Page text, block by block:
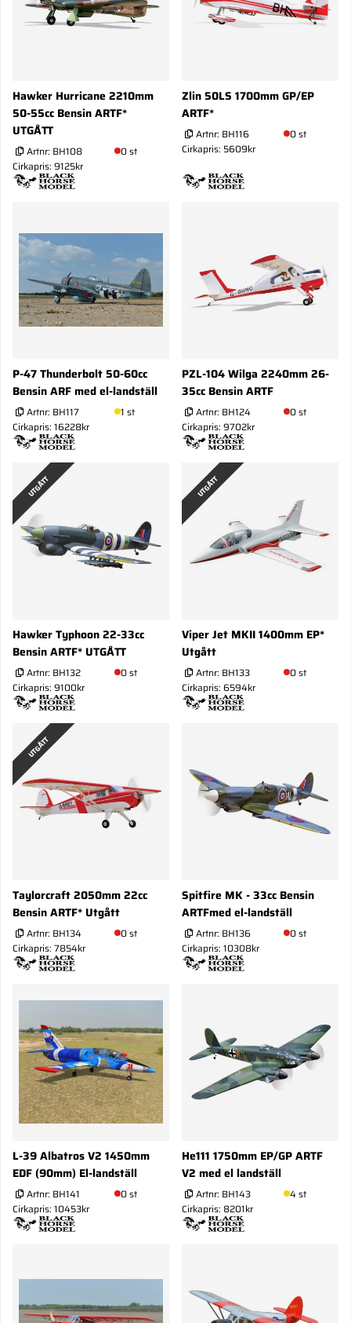
Hawker Hurricane 2210mm
50-55cc Bensin ARTF*
UTGÅTT
Artnr: BH108
0 st
Cirkapris: 9125kr
Zlin 50LS 1700mm GP/EP
ARTF*
Artnr: BH116
0 st
Cirkapris: 5609kr
P-47 Thunderbolt 50-60cc
Bensin ARF med el-landställ
Artnr: BH117
1 st
Cirkapris: 16228kr
PZL-104 Wilga 2240mm 26-
35cc Bensin ARTF
Artnr: BH124
0 st
Cirkapris: 9702kr
UTGÅTT
Hawker Typhoon 22-33cc
Bensin ARTF* UTGÅTT
Artnr: BH132
0 st
Cirkapris: 9100kr
UTGÅTT
Viper Jet MKII 1400mm EP*
Utgått
Artnr: BH133
0 st
Cirkapris: 6594kr
UTGÅTT
Taylorcraft 2050mm 22cc
Bensin ARTF* Utgått
Artnr: BH134
0 st
Cirkapris: 7854kr
Spitfire MK - 33cc Bensin
ARTFmed el-landställ
Artnr: BH136
0 st
Cirkapris: 10308kr
L-39 Albatros V2 1450mm
EDF (90mm) El-landställ
Artnr: BH141
0 st
Cirkapris: 10453kr
He111 1750mm EP/GP ARTF
V2 med el landställ
Artnr: BH143
4 st
Cirkapris: 8201kr